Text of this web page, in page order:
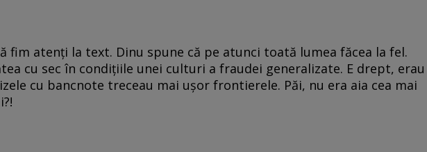
fim atenţi la text. Dinu spune că pe atunci toată lumea făcea la fel.
cu sec în condiţiile unei culturi a fraudei generalizate. E drept, erau
cu bancnote treceau mai uşor frontierele. Păi, nu era aia cea mai